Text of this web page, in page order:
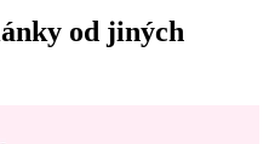
od jiných